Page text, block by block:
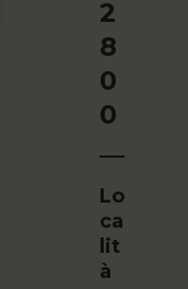
2
8
0
0
Lo
Ca
Lit
À